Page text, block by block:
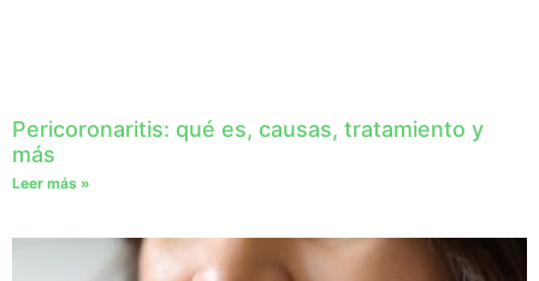
Pericoronaritis: qué es, causas, tratamiento y
más
Leer más »